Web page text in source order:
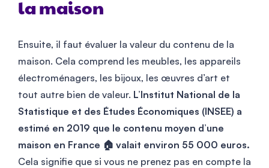
la maison
Ensuite, il faut évaluer la valeur du contenu de la
maison. Cela comprend les meubles, les appareils
électroménagers, les bijoux, les œuvres d’art et
tout autre bien de valeur. L’Institut National de la
Statistique et des Études Économiques (INSEE) a
estimé en 2019 que le contenu moyen d’une
maison en France 🏠 valait environ 55 000 euros.
Cela signifie que si vous ne prenez pas en compte la